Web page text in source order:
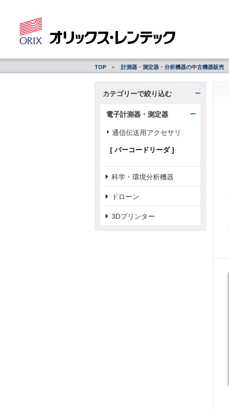
TOP 計測器・測定器・分析機器の中古機器販売
カテゴリーで絞り込む
電子計測器・測定器
通信伝送用アクセサリ
[ バーコードリーダ ]
科学・環境分析機器
ドローン
3Dプリンター